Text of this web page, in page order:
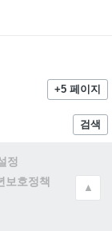
+5 페이지
검색
정
보호정책
▲